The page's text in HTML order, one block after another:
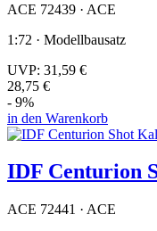
ACE 72439 · ACE
1:72 · Modellbausatz
UVP: 31,59 €
28,75 €
- 9%
in den Warenkorb
IDF Centurion
ACE 72441 · ACE